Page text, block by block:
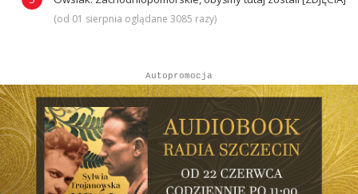
(od 01 sierpnia oglądane 3085 razy)
Autopromocja